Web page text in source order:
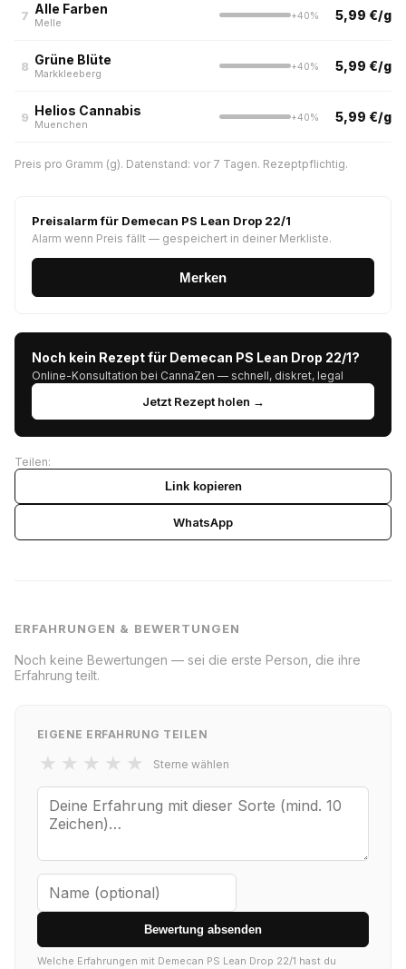
7 Alle Farben
Melle
+40% 5,99 €/g
8 Grüne Blüte
Markkleeberg
+40% 5,99 €/g
9 Helios Cannabis
Muenchen
+40% 5,99 €/g
Preis pro Gramm (g). Datenstand: vor 7 Tagen. Rezeptpflichtig.
Preisalarm für Demecan PS Lean Drop 22/1
Alarm wenn Preis fällt — gespeichert in deiner Merkliste.
Merken
Noch kein Rezept für Demecan PS Lean Drop 22/1?
Online-Konsultation bei CannaZen — schnell, diskret, legal
Jetzt Rezept holen →
Teilen:
Link kopieren
WhatsApp
ERFAHRUNGEN & BEWERTUNGEN
Noch keine Bewertungen — sei die erste Person, die ihre
Erfahrung teilt.
EIGENE ERFAHRUNG TEILEN
★ ★ ★ ★ ★ Sterne wählen
Bewertung absenden
Welche Erfahrungen mit Demecan PS Lean Drop 22/1 hast du